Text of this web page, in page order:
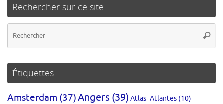
Rechercher sur ce site
Étiquettes
Amsterdam (37)Angers (39) Atlas_Atlantes (10)